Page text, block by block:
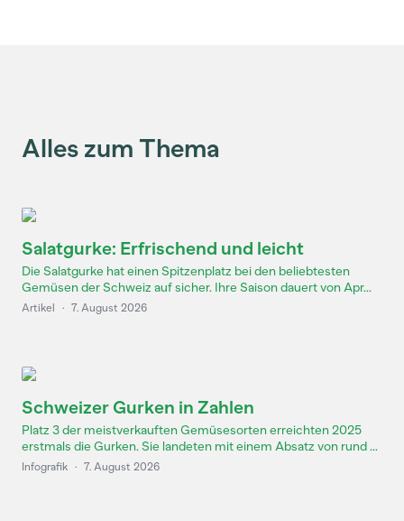
Alles zum Thema
Salatgurke: Erfrischend und leicht
Die Salatgurke hat einen Spitzenplatz bei den beliebtesten
Gemüsen der Schweiz auf sicher. Ihre Saison dauert von Apr...
Artikel · 7. August 2026
Schweizer Gurken in Zahlen
Platz 3 der meistverkauften Gemüsesorten erreichten 2025
erstmals die Gurken. Sie landeten mit einem Absatz von rund ...
Infografik · 7. August 2026